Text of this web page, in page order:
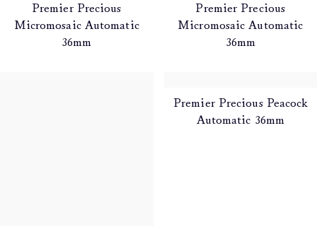
Premier Precious
Micromosaic Automatic
36mm
Premier Precious
Micromosaic Automatic
36mm